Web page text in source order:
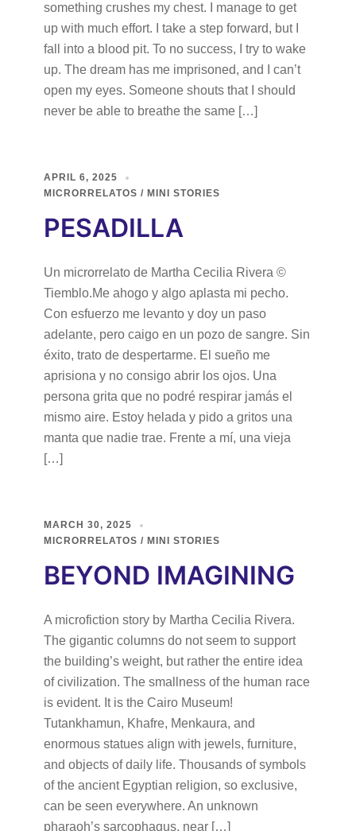
something crushes my chest. I manage to get
up with much effort. I take a step forward, but I
fall into a blood pit. To no success, I try to wake
up. The dream has me imprisoned, and I can’t
open my eyes. Someone shouts that I should
never be able to breathe the same […]
APRIL 6, 2025
MICRORRELATOS / MINI STORIES
PESADILLA
Un microrrelato de Martha Cecilia Rivera ©
Tiemblo.Me ahogo y algo aplasta mi pecho.
Con esfuerzo me levanto y doy un paso
adelante, pero caigo en un pozo de sangre. Sin
éxito, trato de despertarme. El sueño me
aprisiona y no consigo abrir los ojos. Una
persona grita que no podré respirar jamás el
mismo aire. Estoy helada y pido a gritos una
manta que nadie trae. Frente a mí, una vieja
[…]
MARCH 30, 2025
MICRORRELATOS / MINI STORIES
BEYOND IMAGINING
A microfiction story by Martha Cecilia Rivera.
The gigantic columns do not seem to support
the building’s weight, but rather the entire idea
of civilization. The smallness of the human race
is evident. It is the Cairo Museum!
Tutankhamun, Khafre, Menkaura, and
enormous statues align with jewels, furniture,
and objects of daily life. Thousands of symbols
of the ancient Egyptian religion, so exclusive,
can be seen everywhere. An unknown
pharaoh’s sarcophagus, near […]